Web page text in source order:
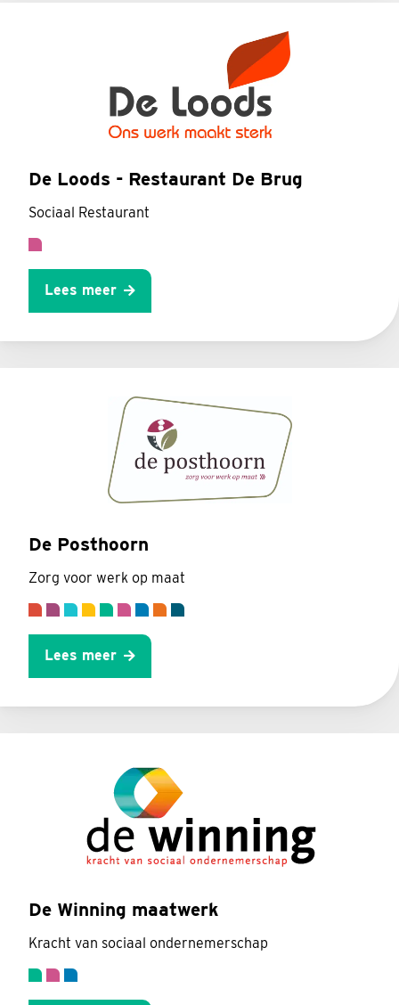
De Loods - Restaurant De Brug
Sociaal Restaurant
Lees meer
De Posthoorn
Zorg voor werk op maat
Lees meer
De Winning maatwerk
Kracht van sociaal ondernemerschap